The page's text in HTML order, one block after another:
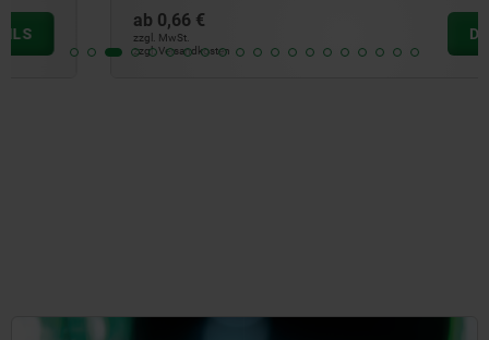
ab
zzgl. Versandkosten